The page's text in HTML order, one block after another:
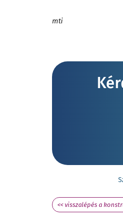
mti
<< visszalépés a